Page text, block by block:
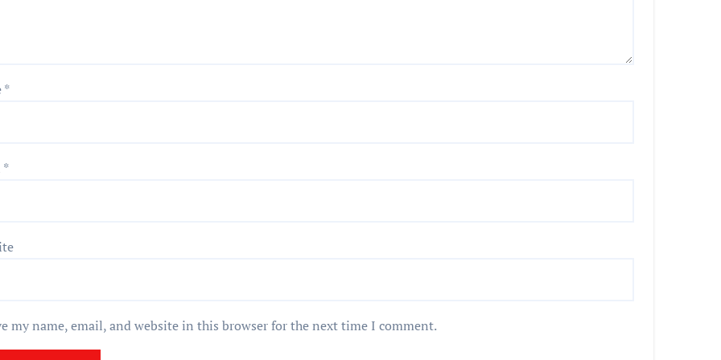
*
*
my name, email, and website in this browser for the next time I comment.